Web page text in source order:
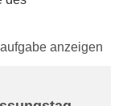
anzeigen